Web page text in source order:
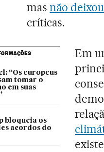
masnão
críticas.
“Os europeus
tomar o
em suas
bloqueia os
acordos do
Em